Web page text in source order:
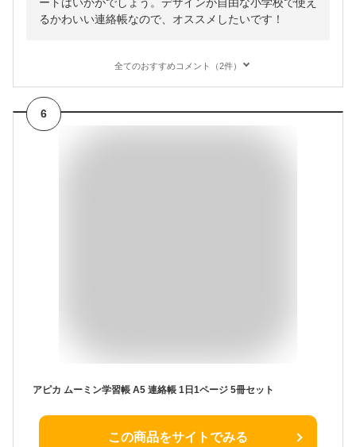
ートはいかがでしょう。デザインが自由な小学校で使え
るかわいい連絡帳なので、オススメしたいです！
全てのおすすめコメント（2件）
6
アピカ ムーミン学習帳 A5 連絡帳 1日1ページ 5冊セット
この商品をサイトでみる